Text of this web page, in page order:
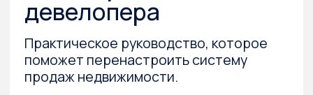
На основе практики работы
с девелоперами авторы создали
инструкцию по тому, как быстро
разобраться в ситуации и провести
анализ работы отдела продаж, чтобы
при необходимости оперативно
перестроить систему или построить
ее с нуля.